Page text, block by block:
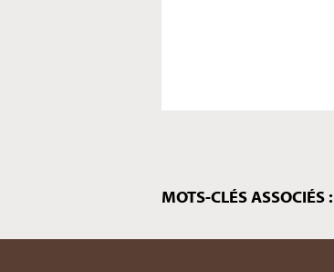
MOTS-CLÉS ASSOCIÉS :